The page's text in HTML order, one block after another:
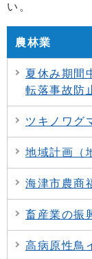
い。
農林業
夏休み期間
転落事故防
ツキノワグ
地域計画（
海津市農商
畜産業の振
高病原性鳥